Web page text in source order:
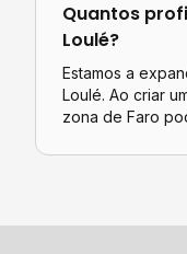
Quantos
Loulé?
Estamos a
Loulé. Ao criar
zona de Faro